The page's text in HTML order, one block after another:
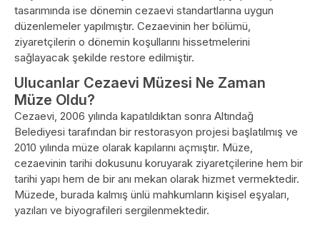
tasarımında ise dönemin cezaevi standartlarına uygun
düzenlemeler yapılmıştır. Cezaevinin her bölümü,
ziyaretçilerin o dönemin koşullarını hissetmelerini
sağlayacak şekilde restore edilmiştir.
Ulucanlar Cezaevi Müzesi Ne Zaman
Müze Oldu?
Cezaevi, 2006 yılında kapatıldıktan sonra Altındağ
Belediyesi tarafından bir restorasyon projesi başlatılmış ve
2010 yılında müze olarak kapılarını açmıştır. Müze,
cezaevinin tarihi dokusunu koruyarak ziyaretçilerine hem bir
tarihi yapı hem de bir anı mekan olarak hizmet vermektedir.
Müzede, burada kalmış ünlü mahkumların kişisel eşyaları,
yazıları ve biyografileri sergilenmektedir.